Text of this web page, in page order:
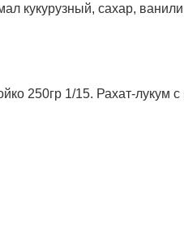
кукурузный, сахар,
250гр 1/15. Рахат-лукум